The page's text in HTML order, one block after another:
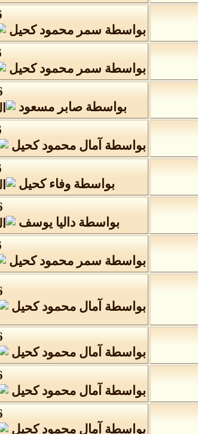
بواسطة سمر محمود كحيل
بواسطة سمر محمود كحيل
بواسطة صابر مسعود
بواسطة آمال محمود كحيل
بواسطة وفاء كحيل
بواسطة داليا يوسف
بواسطة سمر محمود كحيل
بواسطة آمال محمود كحيل
بواسطة آمال محمود كحيل
بواسطة آمال محمود كحيل
بواسطة آمال محمود كحيل